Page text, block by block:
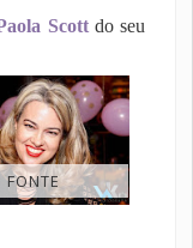
Scottdo seu
FONTE